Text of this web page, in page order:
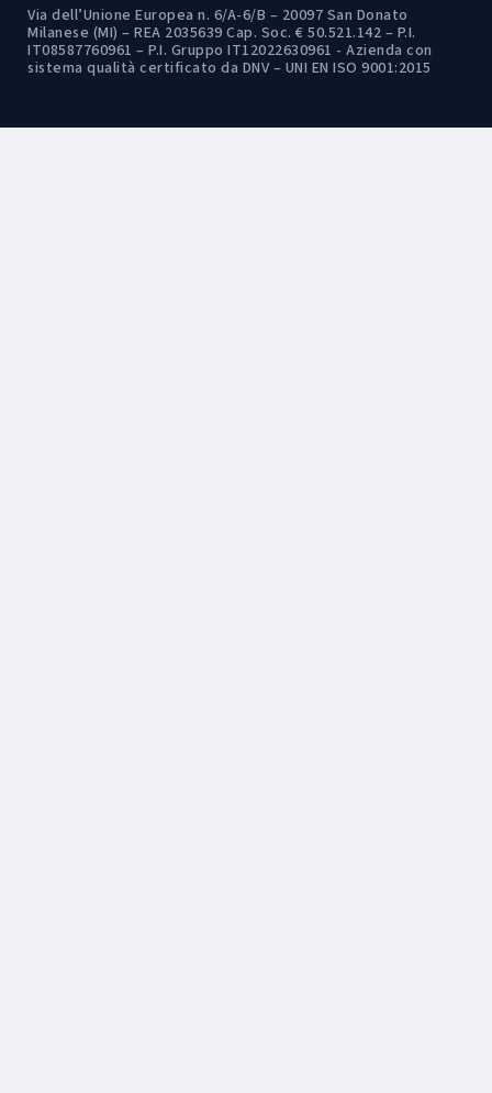
Via dell’Unione Europea n. 6/A-6/B – 20097 San Donato
Milanese (MI) – REA 2035639 Cap. Soc. € 50.521.142 – P.I.
IT08587760961 – P.I. Gruppo IT12022630961 - Azienda con
sistema qualità certificato da DNV – UNI EN ISO 9001:2015